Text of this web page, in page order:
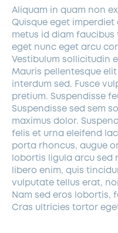
Aliquam in quam non
Quisque eget imperdiet
metus id diam
eget nunc eget arcu
Vestibulum sollicitudin
Mauris pellentesque
interdum sed. Fusce
pretium. Suspendisse
Suspendisse sed sem
maximus dolor.
felis et urna eleifend
porta rhoncus, augue
lobortis ligula arcu sed
libero enim, quis
vulputate tellus erat,
Nam sed eros lobortis,
Cras ultricies tortor